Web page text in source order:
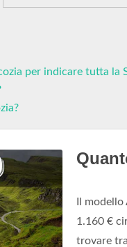
per indicare tutta la
Il
1.160 €
trovare